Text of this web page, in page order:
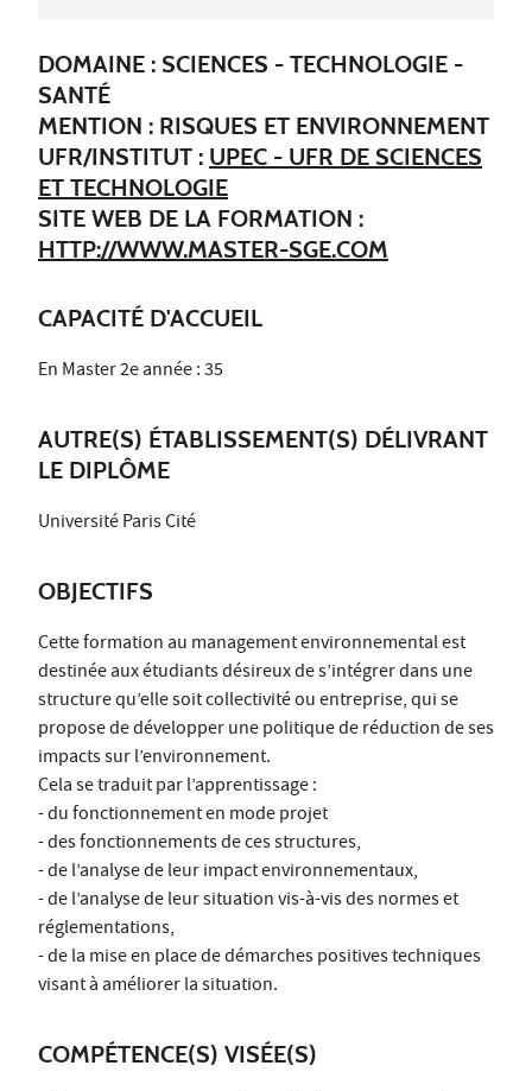
DOMAINE : SCIENCES - TECHNOLOGIE -
SANTÉ
MENTION : RISQUES ET ENVIRONNEMENT
UFR/INSTITUT : UPEC - UFR DE SCIENCES
ET TECHNOLOGIE
SITE WEB DE LA FORMATION :
HTTP://WWW.MASTER-SGE.COM
CAPACITÉ D'ACCUEIL
En Master 2e année : 35
AUTRE(S) ÉTABLISSEMENT(S) DÉLIVRANT
LE DIPLÔME
Université Paris Cité
OBJECTIFS
Cette formation au management environnemental est
destinée aux étudiants désireux de s’intégrer dans une
structure qu’elle soit collectivité ou entreprise, qui se
propose de développer une politique de réduction de ses
impacts sur l’environnement.
Cela se traduit par l’apprentissage :
- du fonctionnement en mode projet
- des fonctionnements de ces structures,
- de l’analyse de leur impact environnementaux,
- de l’analyse de leur situation vis-à-vis des normes et
réglementations,
- de la mise en place de démarches positives techniques
visant à améliorer la situation.
COMPÉTENCE(S) VISÉE(S)